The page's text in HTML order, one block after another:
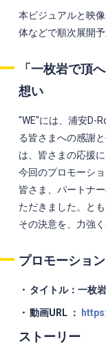
本ビジュアルと映
体などで順次展開予
「一枚岩で頂
想い
"WE"には、浦安D-
る皆さまへの感謝
は、皆さまの応援
今回のプロモーシ
皆さま、パートナ
ただきました。と
その決意を、力強
プロモーショ
タイトル：一枚
動画URL ：
ストーリー